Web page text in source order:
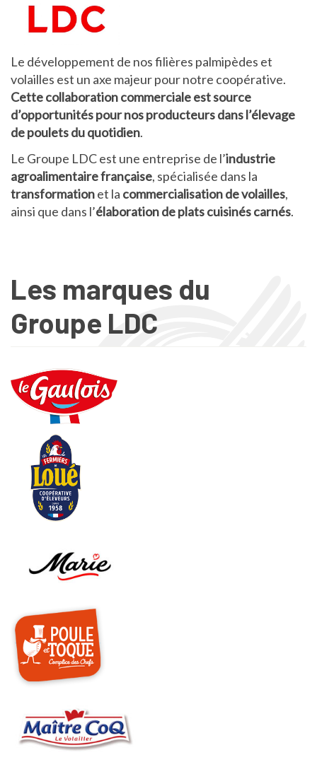
Le développement de nos filières palmipèdes et
volailles est un axe majeur pour notre coopérative.
Cette collaboration commerciale est source
d’opportunités pour nos producteurs dans l’élevage
de poulets du quotidien.
Le Groupe LDC est une entreprise de l’industrie
agroalimentaire française, spécialisée dans la
transformationet la commercialisation de volailles,
ainsi que dans l’élaboration de plats cuisinés carnés.
Les marques du
Groupe LDC